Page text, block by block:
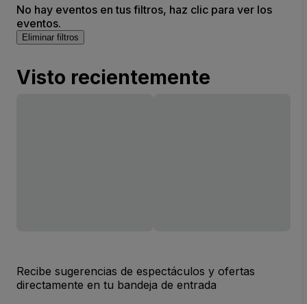
No hay eventos en tus filtros, haz clic para ver los
eventos.
Eliminar filtros
Visto recientemente
Recibe sugerencias de espectáculos y ofertas
directamente en tu bandeja de entrada